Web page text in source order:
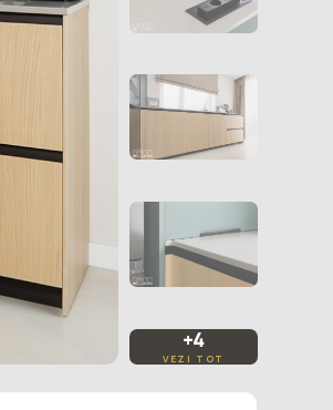
+4
VEZI TOT